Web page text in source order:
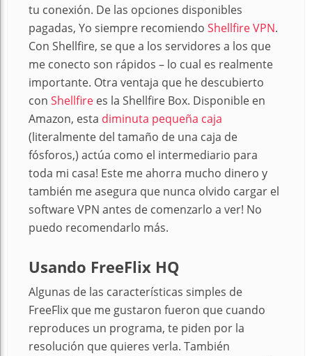
tu conexión. De las opciones disponibles
pagadas, Yo siempre recomiendo Shellfire VPN.
Con Shellfire, se que a los servidores a los que
me conecto son rápidos – lo cual es realmente
importante. Otra ventaja que he descubierto
con Shellfire es la Shellfire Box. Disponible en
Amazon, esta diminuta pequeña caja
(literalmente del tamaño de una caja de
fósforos,) actúa como el intermediario para
toda mi casa! Este me ahorra mucho dinero y
también me asegura que nunca olvido cargar el
software VPN antes de comenzarlo a ver! No
puedo recomendarlo más.
Usando FreeFlix HQ
Algunas de las características simples de
FreeFlix que me gustaron fueron que cuando
reproduces un programa, te piden por la
resolución que quieres verla. También